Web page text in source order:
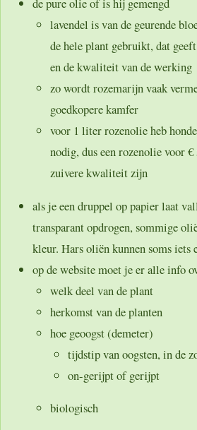
lavendel is van de geurende
de hele plant gebruikt, dat
en de kwaliteit van de werking
zo wordt rozemarijn vaak
goedkopere kamfer
voor 1 liter rozenolie heb
nodig, dus een rozenolie voor €
zuivere kwaliteit zijn
als je een druppel op papier laat
transparant opdrogen, sommige
kleur. Hars oliën kunnen soms iets
op de website moet je er alle info
welk deel van de plant
herkomst van de planten
hoe geoogst (demeter)
tijdstip van oogsten, in de
on-gerijpt of gerijpt
biologisch